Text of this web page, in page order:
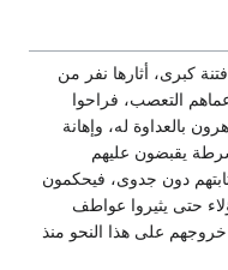
كبرى، أثارها نفر من
التعصب، فراحوا
بالعداوة له، وإهانة
يقبضون عليهم
دون جدوى، فيحكمون
حتى يثيروا عواطف
على هذا النحو منذ